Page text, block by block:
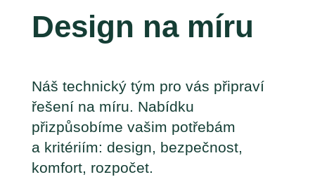
Design na míru
Náš technický tým pro vás připraví
řešení na míru. Nabídku
přizpůsobíme vašim potřebám
a kritériím: design, bezpečnost,
komfort, rozpočet.